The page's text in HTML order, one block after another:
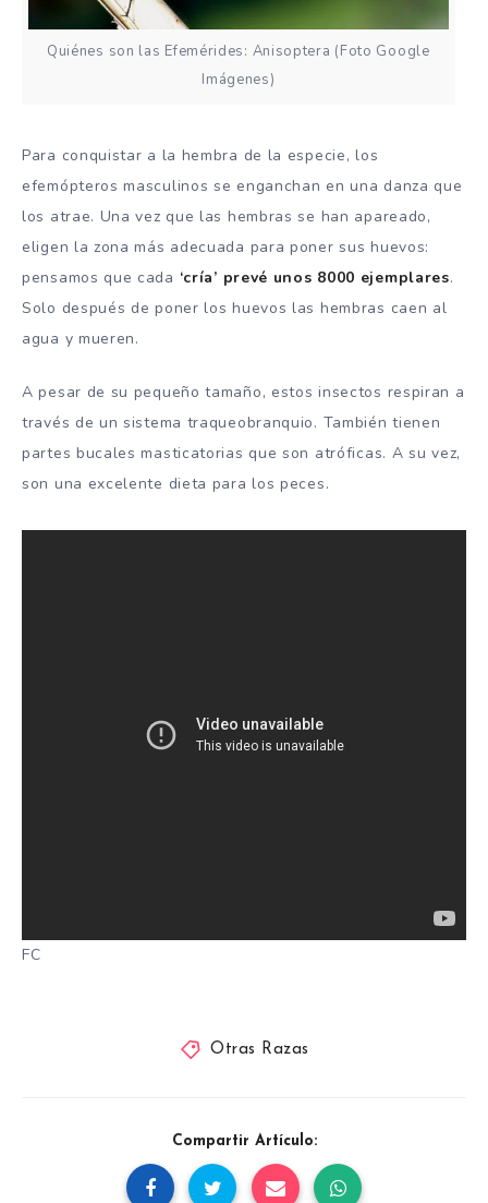
Quiénes son las Efemérides: Anisoptera (Foto Google
Imágenes)
Para conquistar a la hembra de la especie, los
efemópteros masculinos se enganchan en una danza que
los atrae. Una vez que las hembras se han apareado,
eligen la zona más adecuada para poner sus huevos:
pensamos que cada ‘cría’ prevé unos 8000 ejemplares.
Solo después de poner los huevos las hembras caen al
agua y mueren.
A pesar de su pequeño tamaño, estos insectos respiran a
través de un sistema traqueobranquio. También tienen
partes bucales masticatorias que son atróficas. A su vez,
son una excelente dieta para los peces.
FC
Otras Razas
Compartir Artículo: